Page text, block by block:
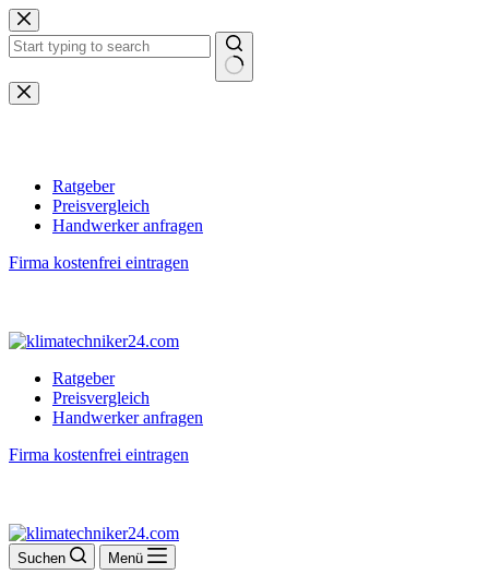
Zum
Inhalt
springen
Keine
Ergebnisse
Ratgeber
Preisvergleich
Handwerker anfragen
Firma kostenfrei eintragen
Ratgeber
Preisvergleich
Handwerker anfragen
Firma kostenfrei eintragen
Suchen Menü